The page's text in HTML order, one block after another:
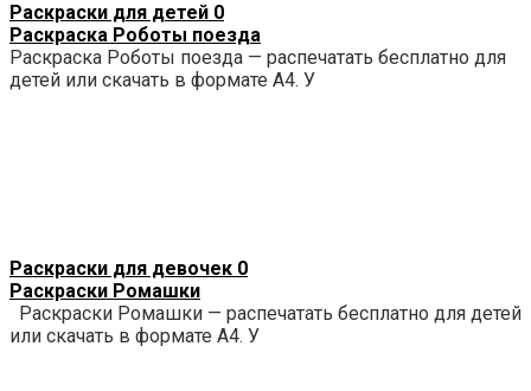
Раскраски для детей 0
Раскраска Роботы поезда
Раскраска Роботы поезда — распечатать бесплатно для
детей или скачать в формате А4. У
Раскраски для девочек 0
Раскраски Ромашки
Раскраски Ромашки — распечатать бесплатно для детей
или скачать в формате А4. У